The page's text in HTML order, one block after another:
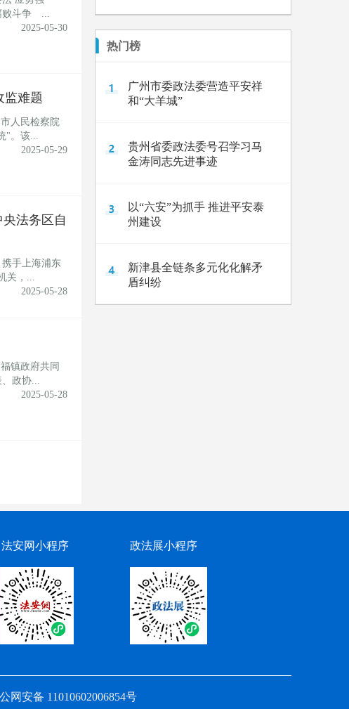
败斗争 ...
2025-05-30
监难题
人民检察院
"。该...
2025-05-29
法务区自
手上海浦东
关，...
2025-05-28
镇政府共同
政协...
2025-05-28
热门榜
广州市委政法委营造平安祥
和“大羊城”
贵州省委政法委号召学习马
金涛同志先进事迹
以“六安”为抓手 推进平安泰
州建设
新津县全链条多元化化解矛
盾纠纷
法安网小程序 政法展小程序
网安备 11010602006854号